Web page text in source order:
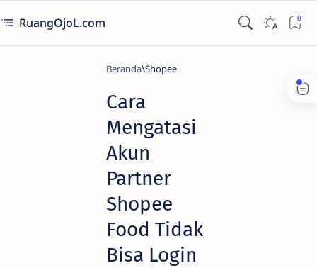
RuangOjoL.com
Beranda Shopee
Cara
Mengatasi
Akun
Partner
Shopee
Food Tidak
Bisa Login